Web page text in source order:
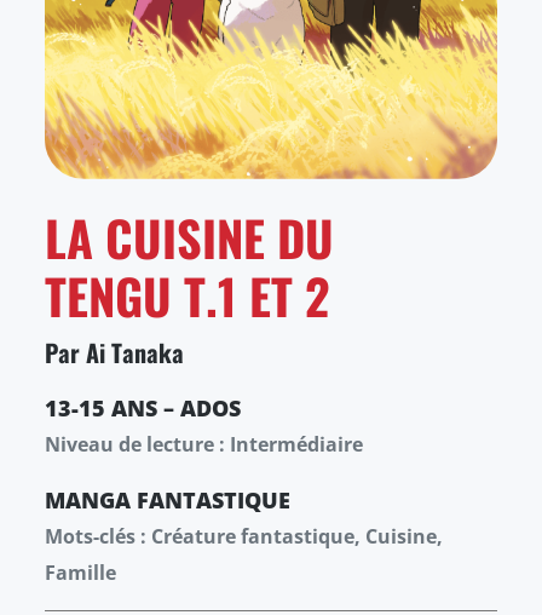
LA CUISINE DU
TENGU T.1 ET 2
Par Ai Tanaka
13-15 ANS – ADOS
Niveau de lecture : Intermédiaire
MANGA FANTASTIQUE
Mots-clés : Créature fantastique, Cuisine,
Famille